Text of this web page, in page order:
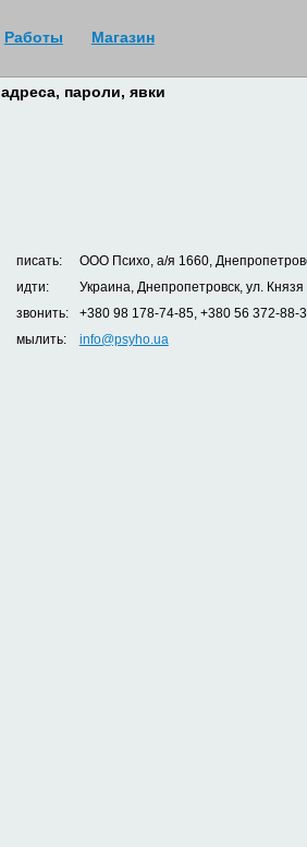
Работы Магазин
адреса, пароли, явки
писать:
ООО Психо, а/я 1660,
идти:
Украина, Днепропетровск, ул.
звонить:
+380 98 178-74-85, +380 56 372-88-
мылить:
info@psyho.ua